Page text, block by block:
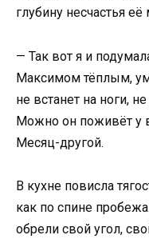
глубину несчастья
— Так вот я и
Максимом тёплым,
не встанет на ноги,
Можно он поживёт у
Месяц-другой.
В кухне повисла
как по спине
обрели свой угол,